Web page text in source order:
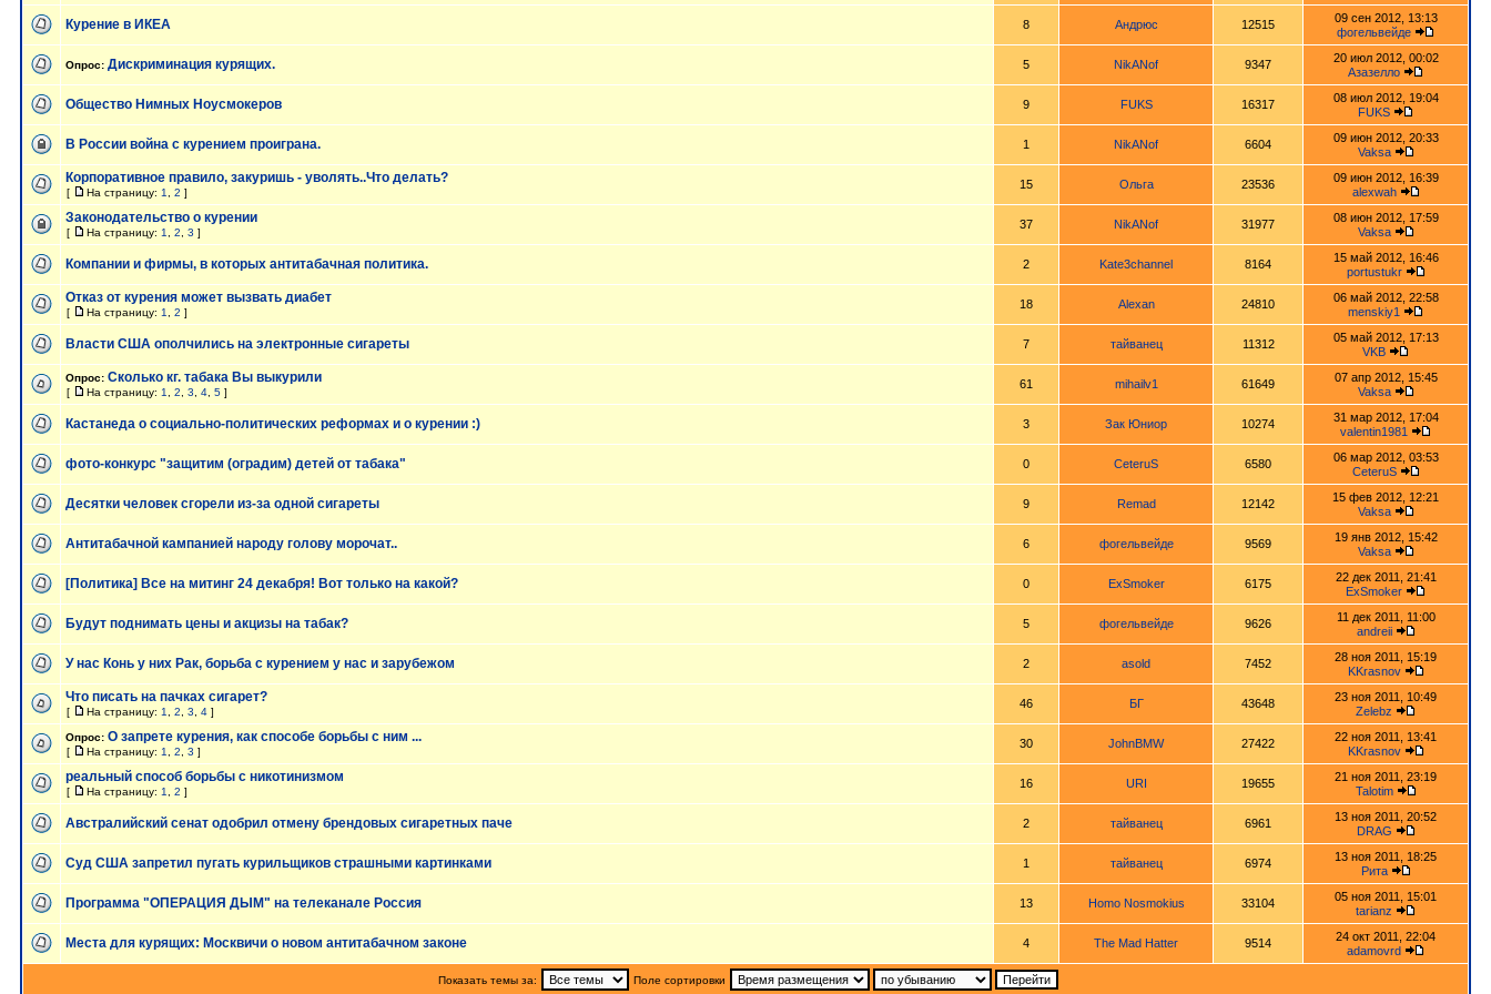
Курение в ИКЕА 8 Андрюс 12515
09 сен 2012, 13:13
фогельвейде
Опрос: Дискриминация курящих. 5 NikANof 9347
20 июл 2012, 00:02
Азазелло
Общество Нимных Ноусмокеров 9 FUKS 16317
08 июл 2012, 19:04
FUKS
В России война с курением проиграна. 1 NikANof 6604
09 июн 2012, 20:33
Vaksa
Корпоративное правило, закуришь - уволять..Что делать?
[ На страницу: 1 2 ]
15 Ольга 23536
09 июн 2012, 16:39
alexwah
Законодательство о курении
[ На страницу: 1 2 3 ]
37 NikANof 31977
08 июн 2012, 17:59
Vaksa
Компании и фирмы, в которых антитабачная политика. 2 Kate3channel 8164
15 май 2012, 16:46
portustukr
Отказ от курения может вызвать диабет
[ На страницу: 1 2 ]
18 Alexan 24810
06 май 2012, 22:58
menskiy1
Власти США ополчились на электронные сигареты 7 тайванец 11312
05 май 2012, 17:13
VKB
Опрос: Сколько кг. табака Вы выкурили
[ На страницу: 1 2 3 4 5 ]
61 mihailv1 61649
07 апр 2012, 15:45
Vaksa
Кастанеда о социально-политических реформах и о курении :) 3 Зак Юниор 10274
31 мар 2012, 17:04
valentin1981
фото-конкурс "защитим (оградим) детей от табака" 0 CeteruS 6580
06 мар 2012, 03:53
CeteruS
Десятки человек сгорели из-за одной сигареты 9 Remad 12142
15 фев 2012, 12:21
Vaksa
Антитабачной кампанией народу голову морочат.. 6 фогельвейде 9569
19 янв 2012, 15:42
Vaksa
[Политика] Все на митинг 24 декабря! Вот только на какой? 0 ExSmoker 6175
22 дек 2011, 21:41
ExSmoker
Будут поднимать цены и акцизы на табак? 5 фогельвейде 9626
11 дек 2011, 11:00
andreii
У нас Конь у них Рак, борьба с курением у нас и зарубежом 2 asold 7452
28 ноя 2011, 15:19
KKrasnov
Что писать на пачках сигарет?
[ На страницу: 1 2 3 4 ]
46 БГ 43648
23 ноя 2011, 10:49
Zelebz
Опрос: О запрете курения, как способе борьбы с ним ...
[ На страницу: 1 2 3 ]
30 JohnBMW 27422
22 ноя 2011, 13:41
KKrasnov
реальный способ борьбы с никотинизмом
[ На страницу: 1 2 ]
16 URI 19655
21 ноя 2011, 23:19
Talotim
Австралийский сенат одобрил отмену брендовых сигаретных паче 2 тайванец 6961
13 ноя 2011, 20:52
DRAG
Суд США запретил пугать курильщиков страшными картинками 1 тайванец 6974
13 ноя 2011, 18:25
Рита
Программа "ОПЕРАЦИЯ ДЫМ" на телеканале Россия 13 Homo Nosmokius 33104
05 ноя 2011, 15:01
tarianz
Места для курящих: Москвичи о новом антитабачном законе 4 The Mad Hatter 9514
24 окт 2011, 22:04
adamovrd
Показать темы за: Поле сортировки